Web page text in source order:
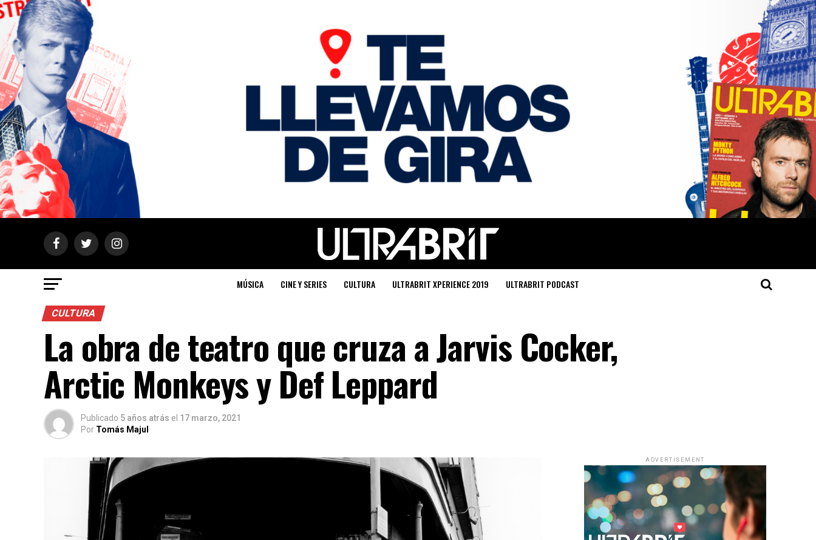
MÚSICA CINE Y SERIES CULTURA ULTRABRIT XPERIENCE 2019 ULTRABRIT PODCAST
CULTURA
La obra de teatro que cruza a Jarvis Cocker,
Arctic Monkeys y Def Leppard
Publicado 5 años atrás el 17 marzo, 2021
Por Tomás Majul
ADVERTISEMENT